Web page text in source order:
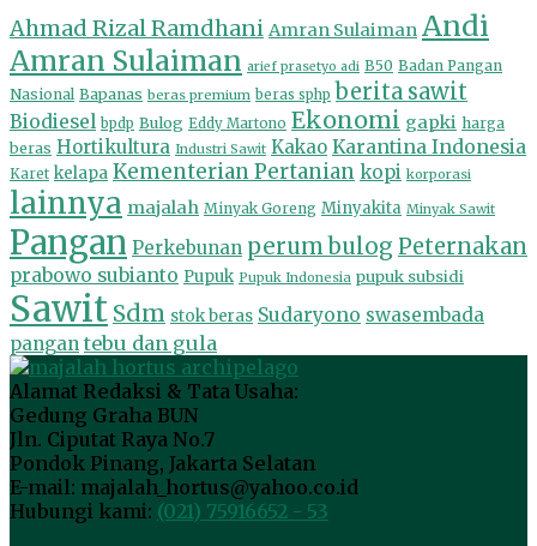
Ahmad Rizal Ramdhani Amran Sulaiman Andi
Amran Sulaiman arief prasetyo adi B50 Badan Pangan
Nasional Bapanas beras premium beras sphp berita sawit
Biodiesel bpdp Bulog Eddy Martono Ekonomi gapki harga
beras Hortikultura Industri Sawit Kakao Karantina Indonesia
Karet kelapa Kementerian Pertanian kopi korporasi
lainnya majalah Minyak Goreng Minyakita Minyak Sawit
Pangan Perkebunan perum bulog Peternakan
prabowo subianto Pupuk Pupuk Indonesia pupuk subsidi
Sawit Sdm stok beras Sudaryono swasembada
pangan tebu dan gula
Alamat Redaksi & Tata Usaha:
Gedung Graha BUN
Jln. Ciputat Raya No.7
Pondok Pinang, Jakarta Selatan
E-mail: majalah_hortus@yahoo.co.id
Hubungi kami: (021) 75916652 - 53